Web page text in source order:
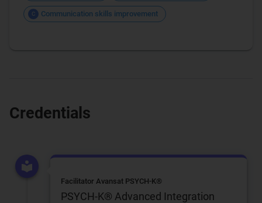
C Communication skills improvement
Credentials
Facilitator Avansat PSYCH-K®
PSYCH-K® Advanced Integration